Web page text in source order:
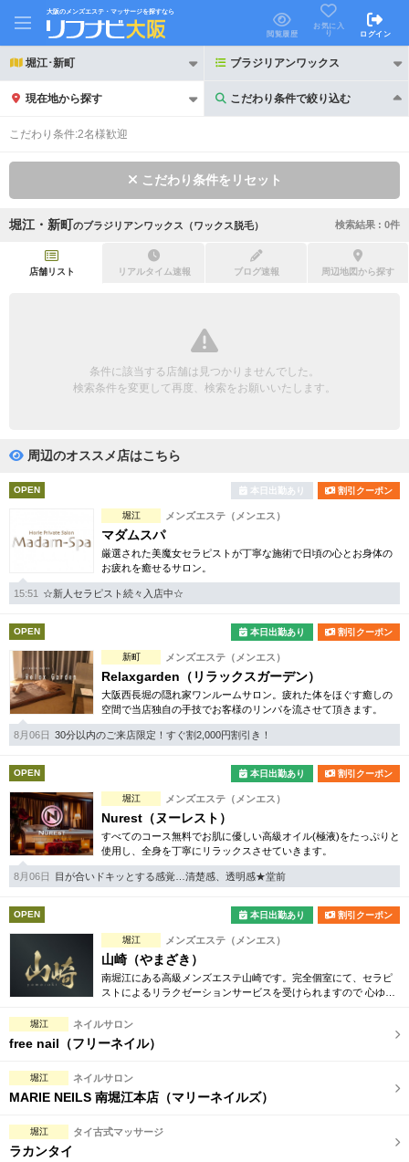
大阪のメンズエステ・マッサージを探すなら
閲覧履歴
お気に入
り
ログイン
堀江･新町 ブラジリアンワックス
現在地から探す こだわり条件で絞り込む
こだわり条件で絞り込む
初回割引あり リピーター割引あり
団体様歓迎
ペアルームあり
フットバスあり 岩盤浴あり
専用駐車場あり 有資格者在籍
日本人スタッフのみ 女性スタッフのみ
スタッフ指名可
駅から徒歩5分以内
こだわり条件を変更
閉じる
こだわり条件:2名様歓迎
こだわり条件をリセット
堀江・新町のブラジリアンワックス（ワックス脱毛） 検索結果 : 0件
店舗リスト リアルタイム速報 ブログ速報 周辺地図から探す
条件に該当する店舗は見つかりませんでした。
検索条件を変更して再度、検索をお願いいたします。
周辺のオススメ店はこちら
OPEN 本日出勤あり 割引クーポン
堀江 メンズエステ（メンエス）
マダムスパ
厳選された美魔女セラピストが丁寧な施術で日頃の心とお身体の
お疲れを癒せるサロン。
15:51 ☆新人セラピスト続々入店中☆
OPEN 本日出勤あり 割引クーポン
新町 メンズエステ（メンエス）
Relaxgarden（リラックスガーデン）
大阪西長堀の隠れ家ワンルームサロン。疲れた体をほぐす癒しの
空間で当店独自の手技でお客様のリンパを流させて頂きます。
8月06日 30分以内のご来店限定！すぐ割2,000円割引き！
OPEN 本日出勤あり 割引クーポン
堀江 メンズエステ（メンエス）
Nurest（ヌーレスト）
すべてのコース無料でお肌に優しい高級オイル(極液)をたっぷりと
使用し、全身を丁寧にリラックスさせていきます。
8月06日 目が合いドキッとする感覚…清楚感、透明感★堂前
OPEN 本日出勤あり 割引クーポン
堀江 メンズエステ（メンエス）
山崎（やまざき）
南堀江にある高級メンズエステ山崎です。完全個室にて、セラピ
ストによるリラクゼーションサービスを受けられますので 心ゆく
堀江 ネイルサロン
free nail（フリーネイル）
堀江 ネイルサロン
MARIE NEILS 南堀江本店（マリーネイルズ）
堀江 タイ古式マッサージ
ラカンタイ